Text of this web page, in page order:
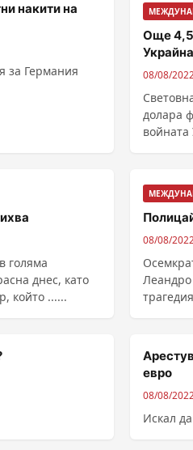
накити на
за Германия
Още 4,5
Украйна
08/08/
долара
войната Украйна.
голяма
днес, като
който ......
08/08/
Леандро
евро
08/08/
Искал